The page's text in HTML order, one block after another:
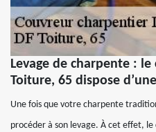
Levage de charpente :
Toiture, 65 dispose
Une fois que votre charpente
procéder à son levage. À cet effet,